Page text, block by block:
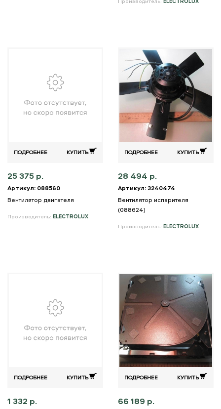
ПОДРОБНЕЕ КУПИТЬ
25 375 р.
Артикул: 088560
Вентилятор двигателя
Производитель: ELECTROLUX
ПОДРОБНЕЕ КУПИТЬ
28 494 р.
Артикул: 3240474
Вентилятор испарителя
(088624)
Производитель: ELECTROLUX
ПОДРОБНЕЕ КУПИТЬ
1 332 р.
ПОДРОБНЕЕ КУПИТЬ
66 189 р.